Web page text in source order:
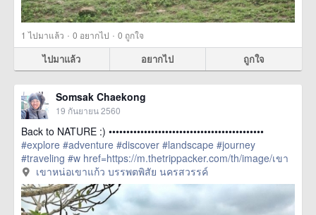
1 ไปมาแล้ว · 0 อยากไป · 0 ถูกใจ
ไปมาแล้ว อยากไป ถูกใจ
Somsak Chaekong
19 กันยายน 2560
Back to NATURE :) ••••••••••••••••••••••••••••••••••••••••••••
#explore #adventure #discover #landscape #journey
#traveling #w href=https://m.thetrippacker.com/th/image/เขา
หน่อเขาแก้วบรรพตพิสัยนครสวรรค์/209275> more
เขาหน่อเขาแก้ว บรรพตพิสัย นครสวรรค์